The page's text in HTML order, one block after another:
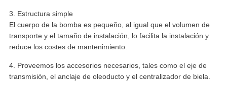
3. Estructura simple
El cuerpo de la bomba es pequeño, al igual que el volumen de
transporte y el tamaño de instalación, lo facilita la instalación y
reduce los costes de mantenimiento.
4. Proveemos los accesorios necesarios, tales como el eje de
transmisión, el anclaje de oleoducto y el centralizador de biela.